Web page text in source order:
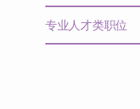
专业人才类职位